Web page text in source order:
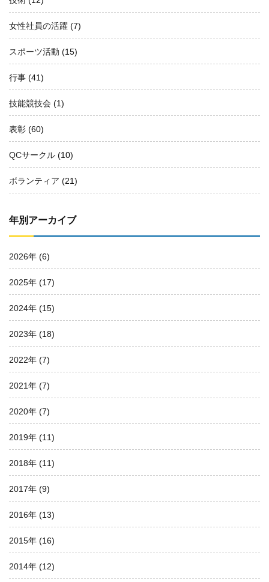
女性社員の活躍 (7)
スポーツ活動 (15)
行事 (41)
技能競技会 (1)
表彰 (60)
QCサークル (10)
ボランティア (21)
年別アーカイブ
2026年 (6)
2025年 (17)
2024年 (15)
2023年 (18)
2022年 (7)
2021年 (7)
2020年 (7)
2019年 (11)
2018年 (11)
2017年 (9)
2016年 (13)
2015年 (16)
2014年 (12)